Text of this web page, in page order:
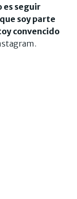
es seguir
soy parte
convencido